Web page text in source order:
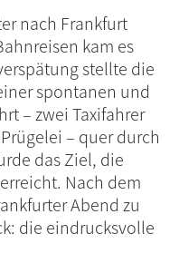
nach Frankfurt
kam es
stellte die
spontanen und
– zwei Taxifahrer
– quer durch
das Ziel, die
Nach dem
Abend zu
die eindrucksvolle